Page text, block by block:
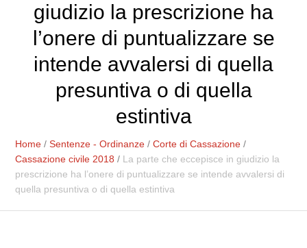
giudizio la prescrizione ha
l’onere di puntualizzare se
intende avvalersi di quella
presuntiva o di quella
estintiva
Home /Sentenze - Ordinanze /Corte di Cassazione /
Cassazione civile 2018 / La parte che eccepisce in giudizio la
prescrizione ha l’onere di puntualizzare se intende avvalersi di
quella presuntiva o di quella estintiva